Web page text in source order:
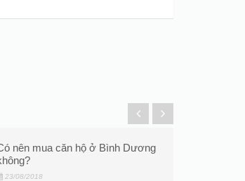
nên mua căn hộ ở Bình Dương
23/08/2018